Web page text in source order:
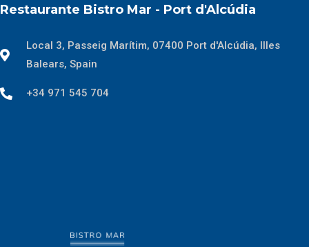
Restaurante Bistro Mar - Port d'Alcúdia
Local 3, Passeig Marítim, 07400 Port d'Alcúdia, Illes
Balears, Spain
+34 971 545 704